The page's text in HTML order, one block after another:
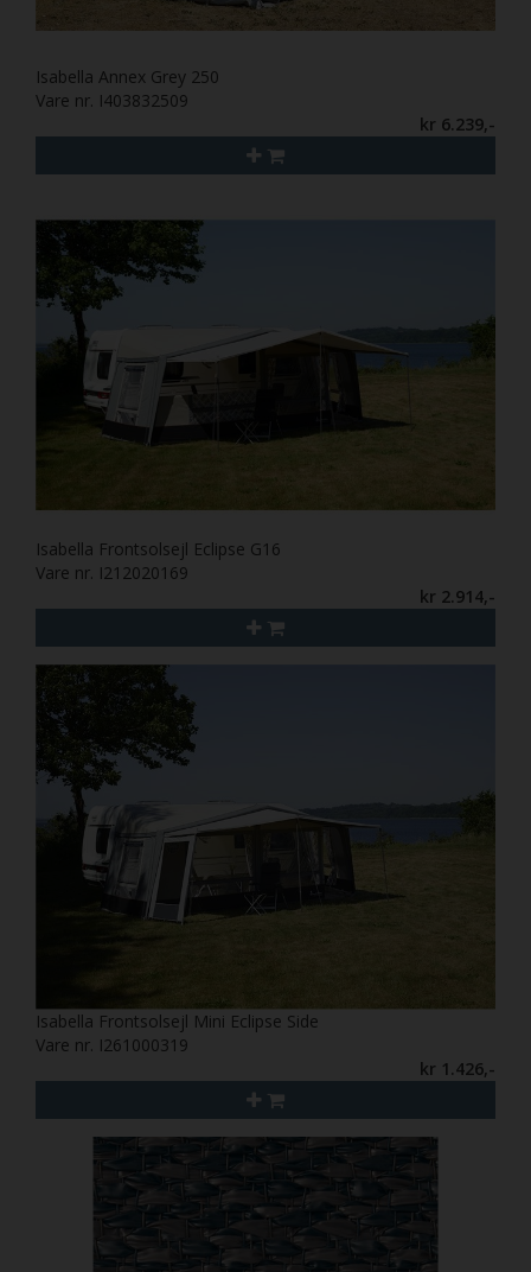
Isabella Annex Grey 250
Vare nr. I403832509
kr 6.239,-
Isabella Frontsolsejl Eclipse G16
Vare nr. I212020169
kr 2.914,-
Isabella Frontsolsejl Mini Eclipse Side
Vare nr. I261000319
kr 1.426,-